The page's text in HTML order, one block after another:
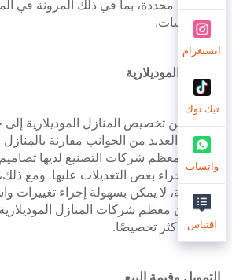
تصميمية محددة، بما في ذلك المرونة في
والتشطيبات.
المنازل الموديلارية
بينما يمكن تخصيص المنازل الموديلارية إلى
قيدًا في العديد من الجوانب مقارنة بالمنازل
تقليدية. معظم شركات التصنيع لديها
يمكنك إجراء بعض التعديلات عليها. ومع
موديلارية، لا يمكن بسهولة إجراء
ذلك، فإن معظم شركات المنازل الموديلارية
خيارات أكثر تخصيصًا.
انستغرام
تيك توك
واتساب
اقتباس